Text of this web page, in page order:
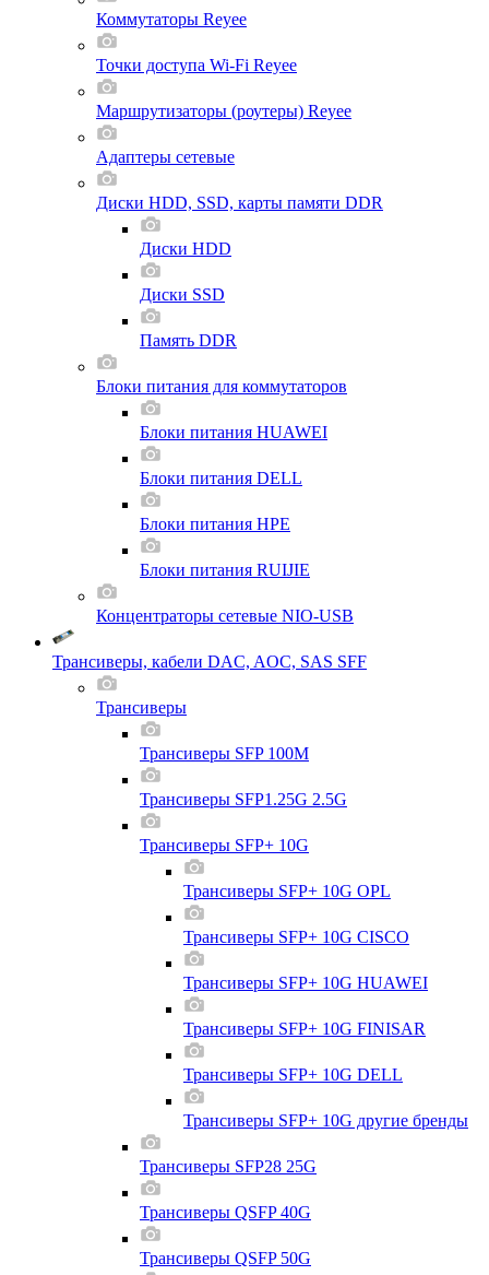
Коммутаторы Reyee
Точки доступа Wi-Fi Reyee
Маршрутизаторы (роутеры) Reyee
Адаптеры сетевые
Диски HDD, SSD, карты памяти DDR
Диски HDD
Диски SSD
Память DDR
Блоки питания для коммутаторов
Блоки питания HUAWEI
Блоки питания DELL
Блоки питания HPE
Блоки питания RUIJIE
Концентраторы сетевые NIO-USB
Трансиверы, кабели DAC, AOC, SAS SFF
Трансиверы
Трансиверы SFP 100M
Трансиверы SFP1.25G 2.5G
Трансиверы SFP+ 10G
Трансиверы SFP+ 10G OPL
Трансиверы SFP+ 10G CISCO
Трансиверы SFP+ 10G HUAWEI
Трансиверы SFP+ 10G FINISAR
Трансиверы SFP+ 10G DELL
Трансиверы SFP+ 10G другие бренды
Трансиверы SFP28 25G
Трансиверы QSFP 40G
Трансиверы QSFP 50G